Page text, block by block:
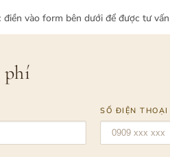
điền vào form bên dưới để được tư
phí
SỐ ĐIỆN